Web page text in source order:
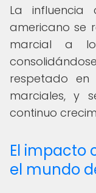
La
americano se
marcial a
respetado
marciales, y
continuo
El impacto
el mundo